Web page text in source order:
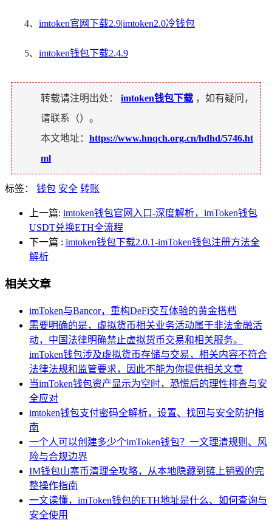
4、 imtoken官网下载2.9|imtoken2.0冷钱包
5、 imtoken钱包下载2.4.9
转载请注明出处： imtoken钱包下载 ，如有疑问，
请联系（）。
本文地址： https://www.hnqch.org.cn/hdhd/5746.ht
ml
标签： 钱包 安全 转账
上一篇: imtoken钱包官网入口-深度解析，imToken钱包
USDT兑换ETH全流程
下一篇 : imtoken钱包下载2.0.1-imToken钱包注册方法全
解析
相关文章
imToken与Bancor，重构DeFi交互体验的黄金搭档
需要明确的是，虚拟货币相关业务活动属于非法金融活
动，中国法律明确禁止虚拟货币交易和相关服务。
imToken钱包涉及虚拟货币存储与交易，相关内容不符合
法律法规和监管要求，因此不能为你提供相关文章
当imToken钱包资产显示为空时，恐慌后的理性排查与安
全应对
imtoken钱包支付密码全解析，设置、找回与安全防护指
南
一个人可以创建多少个imToken钱包？一文理清规则、风
险与合规边界
IM钱包山寨币清理全攻略，从本地隐藏到链上销毁的完
整操作指南
一文读懂，imToken钱包的ETH地址是什么、如何查询与
安全使用